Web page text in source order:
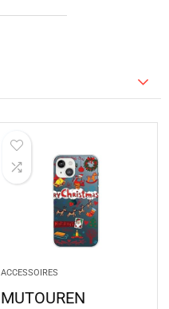
ACCESSOIRES
MUTOUREN